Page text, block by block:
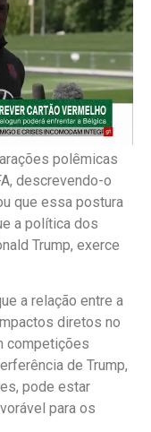
polêmicas
descrevendo-o
que essa postura
a política dos
Trump, exerce
a relação entre a
diretos no
competições
de Trump,
pode estar
para os